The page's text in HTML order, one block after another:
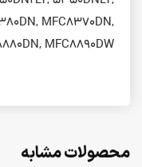
MFC8370DN,
MFC8890DW
محصولات مشابه